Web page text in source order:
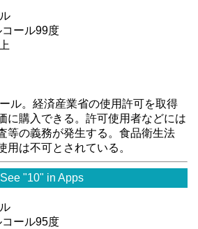
ール99度
ル。経済産業省の使用許可を取得
に購入できる。許可使用者などには
等の義務が発生する。食品衛生法
用は不可とされている。
See "10" in Apps
ール95度